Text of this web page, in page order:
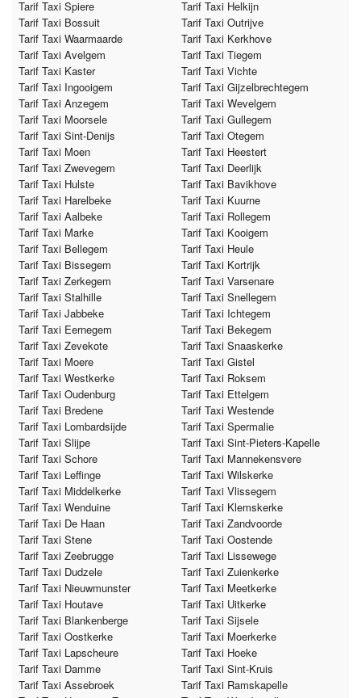
Tarif Taxi Spiere
Tarif Taxi Helkijn
Tarif Taxi Bossuit
Tarif Taxi Outrijve
Tarif Taxi Waarmaarde
Tarif Taxi Kerkhove
Tarif Taxi Avelgem
Tarif Taxi Tiegem
Tarif Taxi Kaster
Tarif Taxi Vichte
Tarif Taxi Ingooigem
Tarif Taxi Gijzelbrechtegem
Tarif Taxi Anzegem
Tarif Taxi Wevelgem
Tarif Taxi Moorsele
Tarif Taxi Gullegem
Tarif Taxi Sint-Denijs
Tarif Taxi Otegem
Tarif Taxi Moen
Tarif Taxi Heestert
Tarif Taxi Zwevegem
Tarif Taxi Deerlijk
Tarif Taxi Hulste
Tarif Taxi Bavikhove
Tarif Taxi Harelbeke
Tarif Taxi Kuurne
Tarif Taxi Aalbeke
Tarif Taxi Rollegem
Tarif Taxi Marke
Tarif Taxi Kooigem
Tarif Taxi Bellegem
Tarif Taxi Heule
Tarif Taxi Bissegem
Tarif Taxi Kortrijk
Tarif Taxi Zerkegem
Tarif Taxi Varsenare
Tarif Taxi Stalhille
Tarif Taxi Snellegem
Tarif Taxi Jabbeke
Tarif Taxi Ichtegem
Tarif Taxi Eernegem
Tarif Taxi Bekegem
Tarif Taxi Zevekote
Tarif Taxi Snaaskerke
Tarif Taxi Moere
Tarif Taxi Gistel
Tarif Taxi Westkerke
Tarif Taxi Roksem
Tarif Taxi Oudenburg
Tarif Taxi Ettelgem
Tarif Taxi Bredene
Tarif Taxi Westende
Tarif Taxi Lombardsijde
Tarif Taxi Spermalie
Tarif Taxi Slijpe
Tarif Taxi Sint-Pieters-Kapelle
Tarif Taxi Schore
Tarif Taxi Mannekensvere
Tarif Taxi Leffinge
Tarif Taxi Wilskerke
Tarif Taxi Middelkerke
Tarif Taxi Vlissegem
Tarif Taxi Wenduine
Tarif Taxi Klemskerke
Tarif Taxi De Haan
Tarif Taxi Zandvoorde
Tarif Taxi Stene
Tarif Taxi Oostende
Tarif Taxi Zeebrugge
Tarif Taxi Lissewege
Tarif Taxi Dudzele
Tarif Taxi Zuienkerke
Tarif Taxi Nieuwmunster
Tarif Taxi Meetkerke
Tarif Taxi Houtave
Tarif Taxi Uitkerke
Tarif Taxi Blankenberge
Tarif Taxi Sijsele
Tarif Taxi Oostkerke
Tarif Taxi Moerkerke
Tarif Taxi Lapscheure
Tarif Taxi Hoeke
Tarif Taxi Damme
Tarif Taxi Sint-Kruis
Tarif Taxi Assebroek
Tarif Taxi Ramskapelle